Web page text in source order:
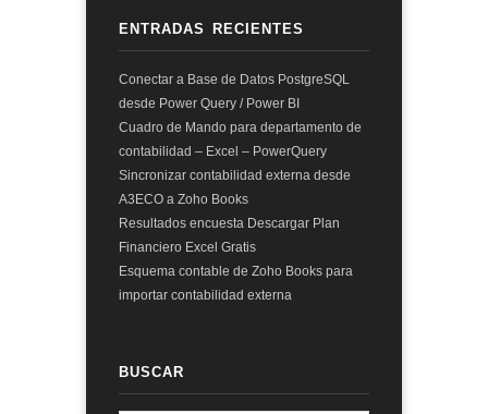
ENTRADAS RECIENTES
Conectar a Base de Datos PostgreSQL
desde Power Query / Power BI
Cuadro de Mando para departamento de
contabilidad – Excel – PowerQuery
Sincronizar contabilidad externa desde
A3ECO a Zoho Books
Resultados encuesta Descargar Plan
Financiero Excel Gratis
Esquema contable de Zoho Books para
importar contabilidad externa
BUSCAR